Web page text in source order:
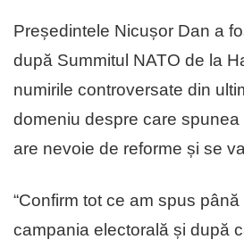
Președintele Nicușor Dan a
după Summitul NATO de la
numirile controversate din
domeniu despre care
are nevoie de reforme și se
“Confirm tot ce am spus
campania electorală și după